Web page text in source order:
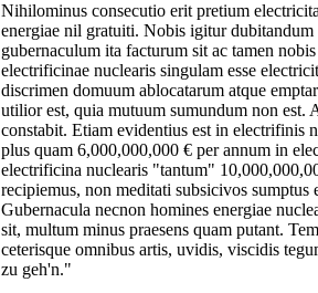
Nihilominus consecutio erit pretium
energiae nil gratuiti. Nobis igitur dubitandum
gubernaculum ita facturum sit ac tamen
electrificinae nuclearis singulam esse
discrimen domuum ablocatarum atque
utilior est, quia mutuum sumundum non est.
constabit. Etiam evidentius est in electrifinis
plus quam 6,000,000,000 € per annum in
electrificina nuclearis "tantum"
recipiemus, non meditati subsicivos
Gubernacula necnon homines energiae
sit, multum minus praesens quam putant.
ceterisque omnibus artis, uvidis, viscidis
zu geh'n."